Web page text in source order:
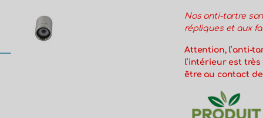
Nos anti-tartre
répliques et aux
Attention, l’anti-
l’intérieur est très
être au contact de